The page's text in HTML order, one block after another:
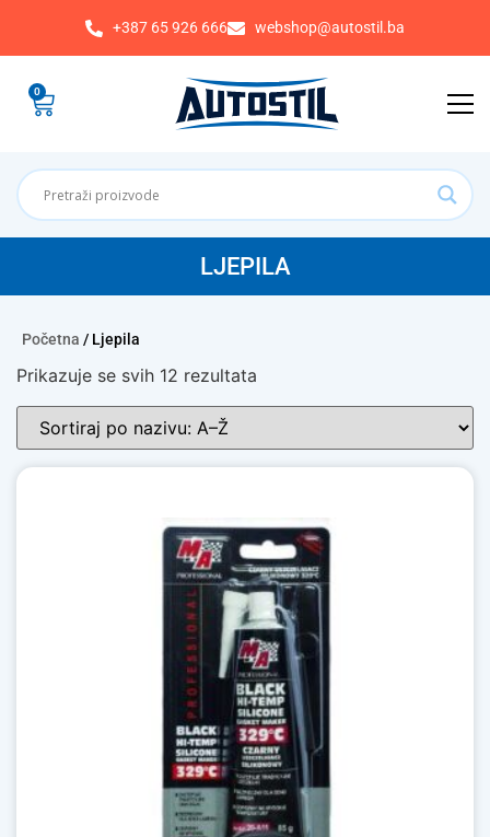
+387 65 926 666 webshop@autostil.ba
0
LJEPILA
Početna / Ljepila
Prikazuje se svih 12 rezultata